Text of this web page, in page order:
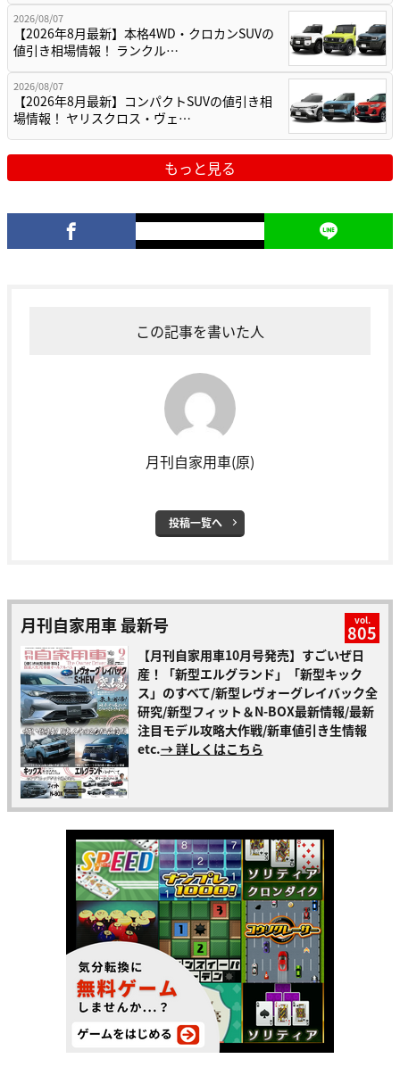
2026/08/07
【2026年8月最新】本格4WD・クロカンSUVの
値引き相場情報！ ランクル…
2026/08/07
【2026年8月最新】コンパクトSUVの値引き相
場情報！ ヤリスクロス・ヴェ…
もっと見る
この記事を書いた人
月刊自家用車(原)
投稿一覧へ
月刊自家用車 最新号 vol.
805
【月刊自家用車10月号発売】すごいぜ日
産！「新型エルグランド」「新型キック
ス」のすべて/新型レヴォーグレイバック全
研究/新型フィット＆N-BOX最新情報/最新
注目モデル攻略大作戦/新車値引き生情報
etc.→ 詳しくはこちら